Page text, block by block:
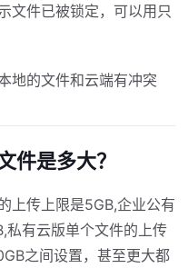
文件已被锁定，可以用只
地的文件和云端有冲突
件是多大？
上传上限是5GB,企业公有
私有云版单个文件的上传
之间设置，甚至更大都